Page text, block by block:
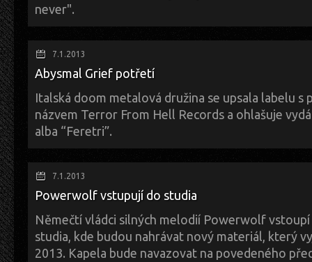
never".
7.1.2013
Abysmal Grief potřetí
Italská doom metalová družina se upsala labelu s
názvem Terror From Hell Records a ohlašuje
alba “Feretri”.
7.1.2013
Powerwolf vstupují do studia
Němečtí vládci silných melodií Powerwolf
studia, kde budou nahrávat nový materiál, který
2013. Kapela bude navazovat na povedeného